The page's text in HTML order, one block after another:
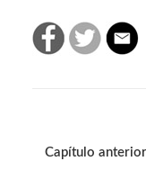
Capítulo